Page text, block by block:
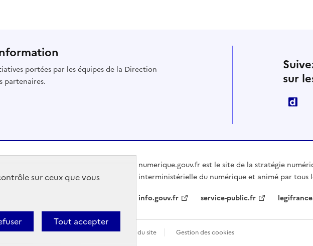
portées par les équipes de la Direction
partenaires.
sur
numerique.gouv.fr est le site de la stratégie
interministérielle du numérique et animé par tous
info.gouv.fr
service-public.fr
: partiellement conforme Plan du site Gestion des cookies
sur ceux que vous
Tout accepter